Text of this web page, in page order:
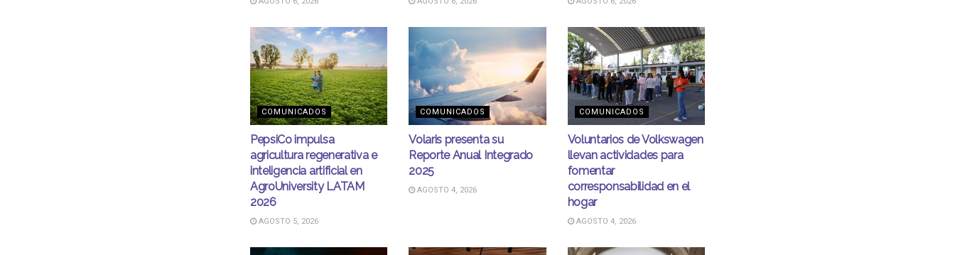
COMUNICADOS
PepsiCo impulsa
agricultura regenerativa e
inteligencia artificial en
AgroUniversity LATAM
2026
AGOSTO 5, 2026
COMUNICADOS
Volaris presenta su
Reporte Anual Integrado
2025
AGOSTO 4, 2026
COMUNICADOS
Voluntarios de Volkswagen
llevan actividades para
fomentar
corresponsabilidad en el
hogar
AGOSTO 4, 2026